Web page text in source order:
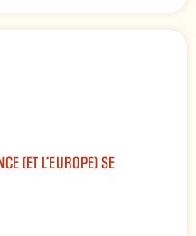
(ET L’EUROPE) SE